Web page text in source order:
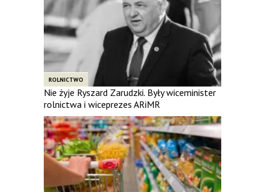
ROLNICTWO
Nie żyje Ryszard Zarudzki. Były wiceminister
rolnictwa i wiceprezes ARiMR